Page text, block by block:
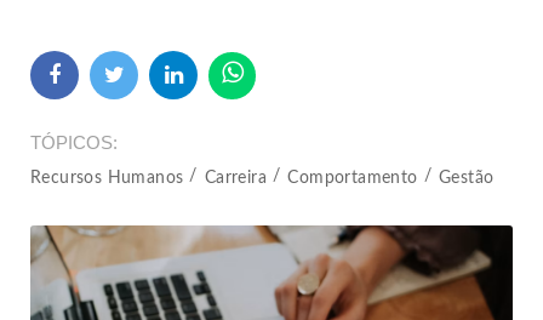
TÓPICOS
Recursos Humanos Carreira Comportamento Gestão